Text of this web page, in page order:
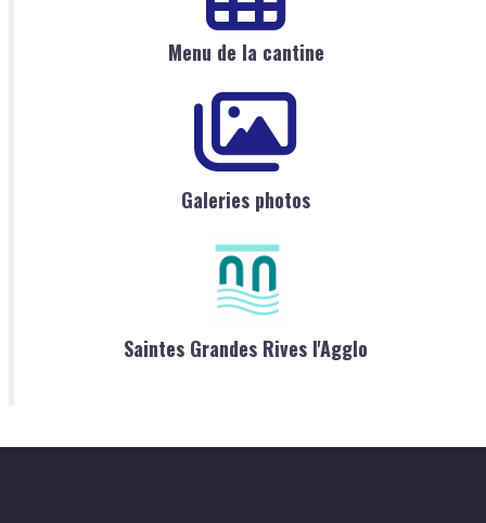
Menu de la cantine
Galeries photos
Saintes Grandes Rives l'Agglo